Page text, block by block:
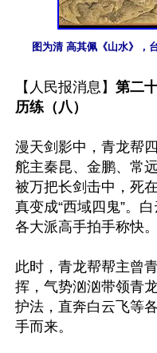
图为清 高其佩《山水》，
【人民报消息】 第二
历练（八）
漫天剑影中，青龙帮
舵主秦昆、金鹏、常
被万把长剑击中，死
真变成“西域四鬼”。白
各大派高手拍手称快。
此时，青龙帮帮主曾
挥，气势汹汹带领青
护法，直奔白云飞等
手而来。